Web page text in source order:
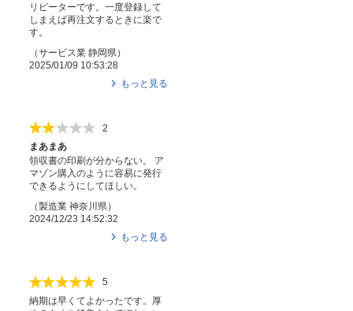
リピーターです。一度登録して
しまえば再注文するときに楽で
す。
（サービス業 静岡県 ）
2025/01/09 10:53:28
もっと見る
2
まあまあ
領収書の印刷が分からない。 ア
マゾン購入のように容易に発行
できるようにしてほしい。
（製造業 神奈川県）
2024/12/23 14:52:32
もっと見る
5
納期は早くてよかったです。厚